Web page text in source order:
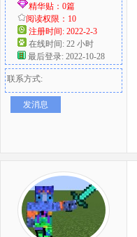
精华贴：0篇
阅读权限：10
注册时间: 2022-2-3
在线时间: 22 小时
最后登录: 2022-10-28
联系方式:
发消息